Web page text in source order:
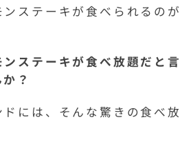
ステーキが食べられるのが
ステーキが食べ放題だと言
？
には、そんな驚きの食べ放